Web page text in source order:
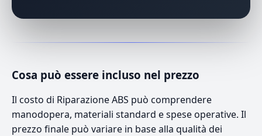
Cosa può essere incluso nel prezzo
Il costo di Riparazione ABS può comprendere
manodopera, materiali standard e spese operative. Il
prezzo finale può variare in base alla qualità dei